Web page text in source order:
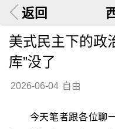
返回
美式民主下的政
库”没了
2026-06-04 自由
今天笔者跟各位聊